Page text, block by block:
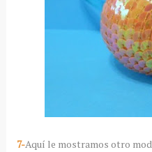
7-Aquí le mostramos otro